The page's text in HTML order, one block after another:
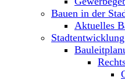
Bauen in der
Aktuelles
Stadtentwicklung